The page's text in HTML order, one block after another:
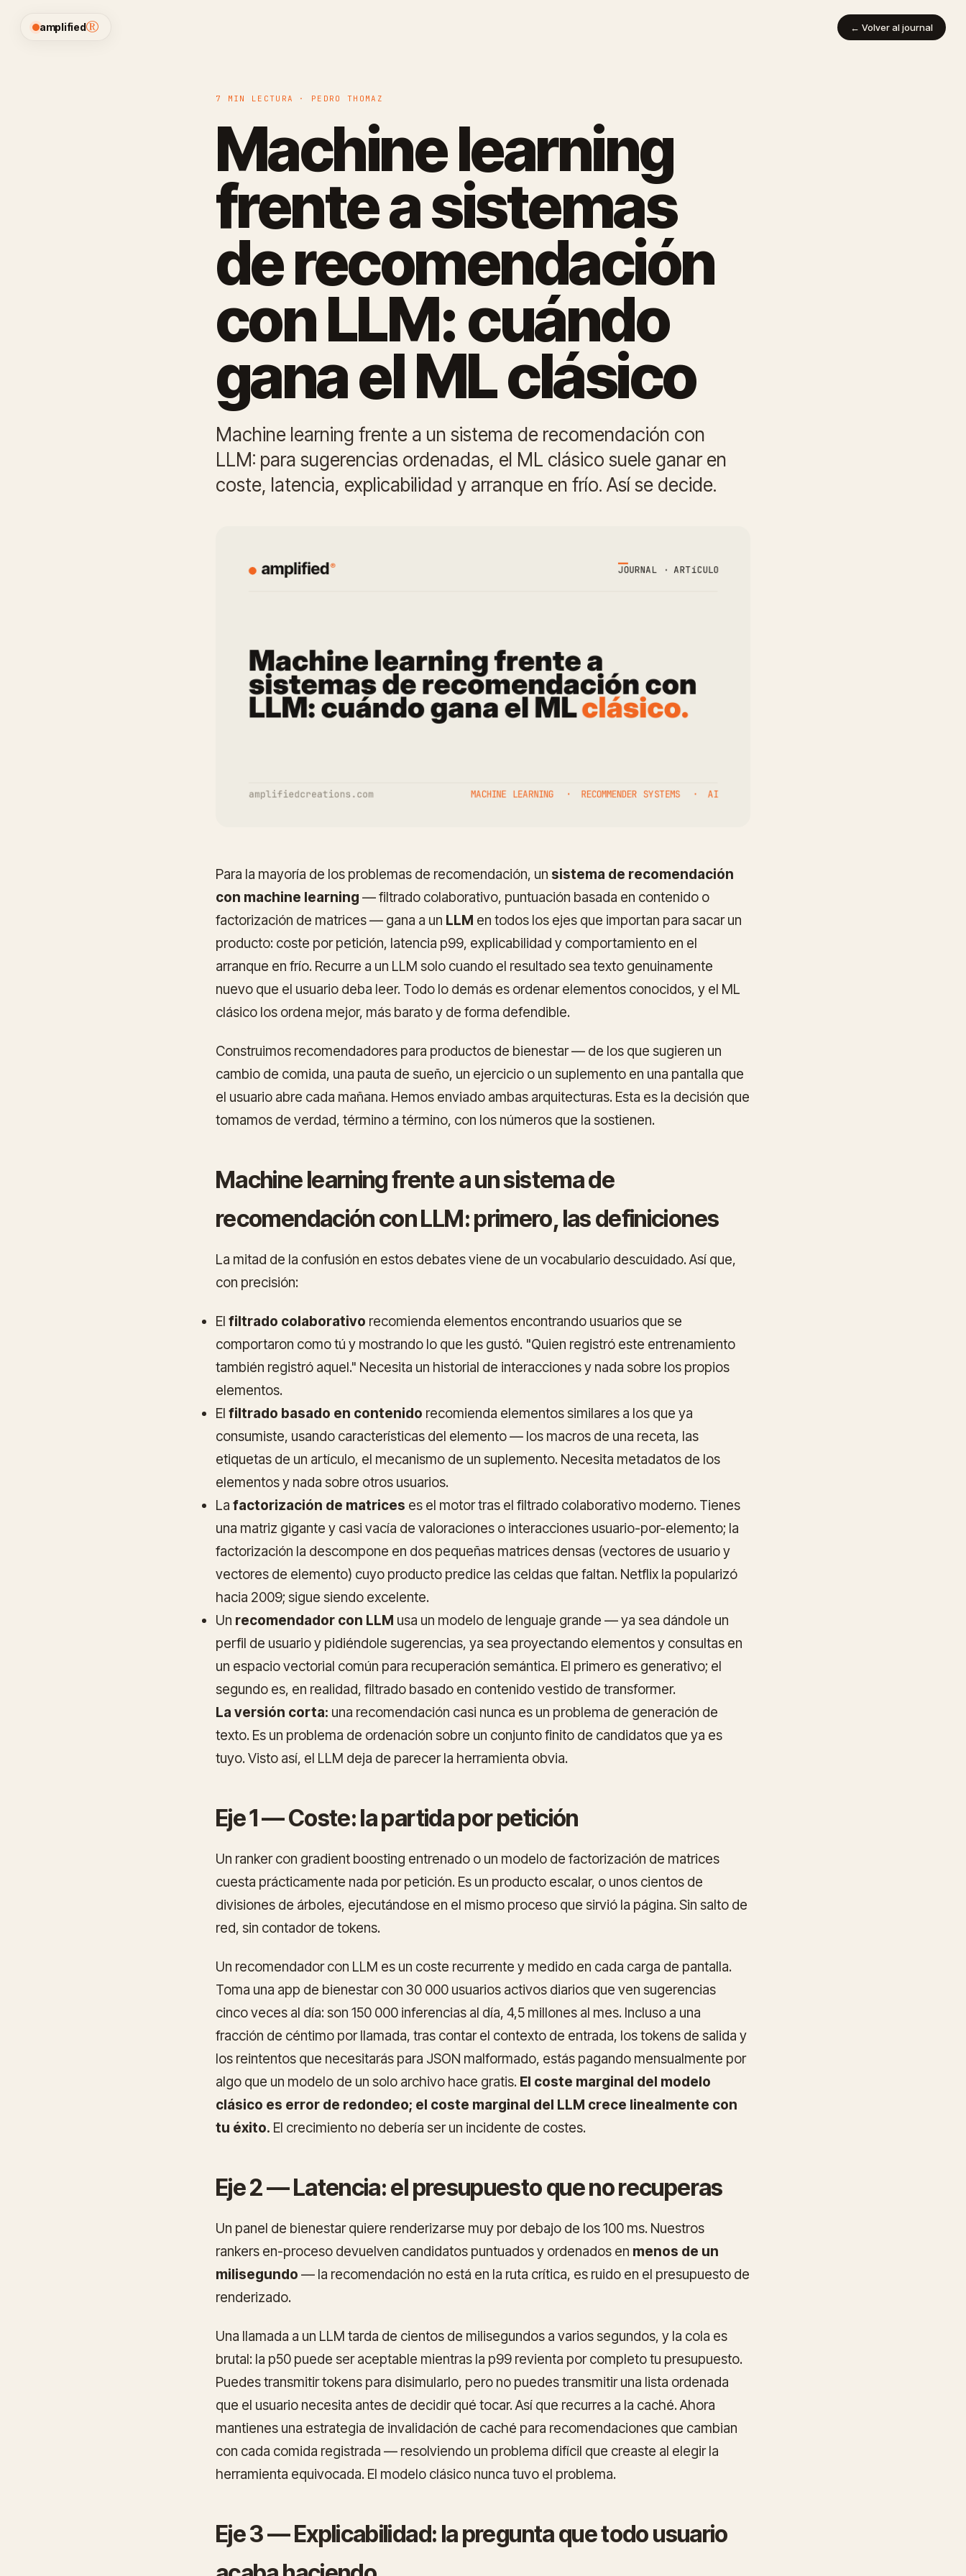
amplified® ← Volver al journal
7 MIN LECTURA · PEDRO THOMAZ
Machine learning
frente a sistemas
de recomendación
con LLM: cuándo
gana el ML clásico
Machine learning frente a un sistema de recomendación con
LLM: para sugerencias ordenadas, el ML clásico suele ganar en
coste, latencia, explicabilidad y arranque en frío. Así se decide.
Para la mayoría de los problemas de recomendación, un sistema de recomendación
con machine learning — filtrado colaborativo, puntuación basada en contenido o
factorización de matrices — gana a un LLM en todos los ejes que importan para sacar un
producto: coste por petición, latencia p99, explicabilidad y comportamiento en el
arranque en frío. Recurre a un LLM solo cuando el resultado sea texto genuinamente
nuevo que el usuario deba leer. Todo lo demás es ordenar elementos conocidos, y el ML
clásico los ordena mejor, más barato y de forma defendible.
Construimos recomendadores para productos de bienestar — de los que sugieren un
cambio de comida, una pauta de sueño, un ejercicio o un suplemento en una pantalla que
el usuario abre cada mañana. Hemos enviado ambas arquitecturas. Esta es la decisión que
tomamos de verdad, término a término, con los números que la sostienen.
Machine learning frente a un sistema de
recomendación con LLM: primero, las definiciones
La mitad de la confusión en estos debates viene de un vocabulario descuidado. Así que,
con precisión:
El filtrado colaborativo recomienda elementos encontrando usuarios que se
comportaron como tú y mostrando lo que les gustó. "Quien registró este entrenamiento
también registró aquel." Necesita un historial de interacciones y nada sobre los propios
elementos.
El filtrado basado en contenido recomienda elementos similares a los que ya
consumiste, usando características del elemento — los macros de una receta, las
etiquetas de un artículo, el mecanismo de un suplemento. Necesita metadatos de los
elementos y nada sobre otros usuarios.
La factorización de matrices es el motor tras el filtrado colaborativo moderno. Tienes
una matriz gigante y casi vacía de valoraciones o interacciones usuario-por-elemento; la
factorización la descompone en dos pequeñas matrices densas (vectores de usuario y
vectores de elemento) cuyo producto predice las celdas que faltan. Netflix la popularizó
hacia 2009; sigue siendo excelente.
Un recomendador con LLM usa un modelo de lenguaje grande — ya sea dándole un
perfil de usuario y pidiéndole sugerencias, ya sea proyectando elementos y consultas en
un espacio vectorial común para recuperación semántica. El primero es generativo; el
segundo es, en realidad, filtrado basado en contenido vestido de transformer.
La versión corta: una recomendación casi nunca es un problema de generación de
texto. Es un problema de ordenación sobre un conjunto finito de candidatos que ya es
tuyo. Visto así, el LLM deja de parecer la herramienta obvia.
Eje 1 — Coste: la partida por petición
Un ranker con gradient boosting entrenado o un modelo de factorización de matrices
cuesta prácticamente nada por petición. Es un producto escalar, o unos cientos de
divisiones de árboles, ejecutándose en el mismo proceso que sirvió la página. Sin salto de
red, sin contador de tokens.
Un recomendador con LLM es un coste recurrente y medido en cada carga de pantalla.
Toma una app de bienestar con 30 000 usuarios activos diarios que ven sugerencias
cinco veces al día: son 150 000 inferencias al día, 4,5 millones al mes. Incluso a una
fracción de céntimo por llamada, tras contar el contexto de entrada, los tokens de salida y
los reintentos que necesitarás para JSON malformado, estás pagando mensualmente por
algo que un modelo de un solo archivo hace gratis. El coste marginal del modelo
clásico es error de redondeo; el coste marginal del LLM crece linealmente con
tu éxito. El crecimiento no debería ser un incidente de costes.
Eje 2 — Latencia: el presupuesto que no recuperas
Un panel de bienestar quiere renderizarse muy por debajo de los 100 ms. Nuestros
rankers en-proceso devuelven candidatos puntuados y ordenados en menos de un
milisegundo — la recomendación no está en la ruta crítica, es ruido en el presupuesto de
renderizado.
Una llamada a un LLM tarda de cientos de milisegundos a varios segundos, y la cola es
brutal: la p50 puede ser aceptable mientras la p99 revienta por completo tu presupuesto.
Puedes transmitir tokens para disimularlo, pero no puedes transmitir una lista ordenada
que el usuario necesita antes de decidir qué tocar. Así que recurres a la caché. Ahora
mantienes una estrategia de invalidación de caché para recomendaciones que cambian
con cada comida registrada — resolviendo un problema difícil que creaste al elegir la
herramienta equivocada. El modelo clásico nunca tuvo el problema.
Eje 3 — Explicabilidad: la pregunta que todo usuario